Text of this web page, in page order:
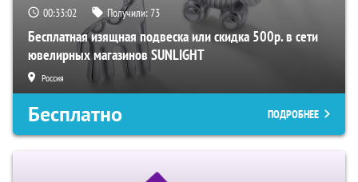
00:33:01 Получили:73
Бесплатная изящная подвеска или скидка 500р. в сети
ювелирных магазинов SUNLIGHT
Россия
Бесплатно ПОДРОБНЕЕ